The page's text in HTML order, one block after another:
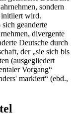
sondern
initiiert wird.
geanderte
divergente
Deutsche durch
der „sie sich bis
(ausgegliedert
Vorgang“
markiert“ (ebd.,